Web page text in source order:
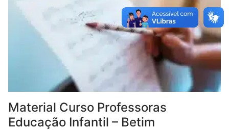
Material Curso Professoras
Educação Infantil – Betim